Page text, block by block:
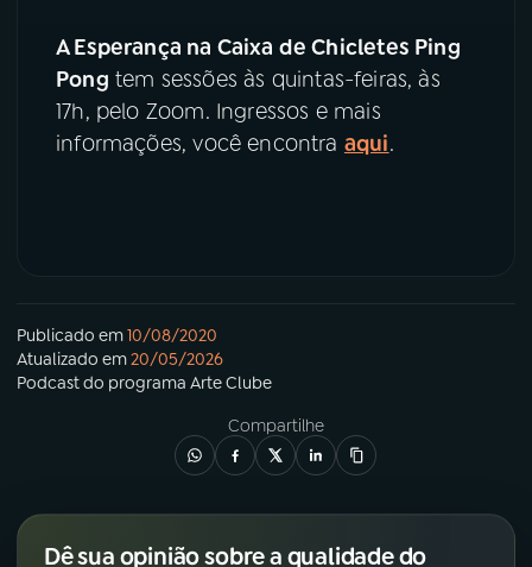
A Esperança na Caixa de Chicletes Ping
Pong tem sessões às quintas-feiras, às
17h, pelo Zoom. Ingressos e mais
informações, você encontra aqui.
Publicado em10/08/2020
Atualizado em20/05/2026
Podcastdo programa Arte Clube
Compartilhe
Dê sua opinião sobre a qualidade do